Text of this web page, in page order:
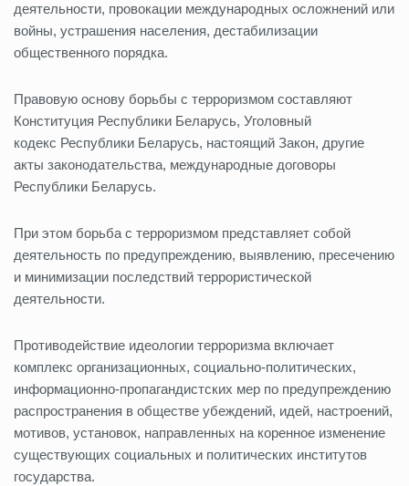
деятельности, провокации международных осложнений или
войны, устрашения населения, дестабилизации
общественного порядка.
Правовую основу борьбы с терроризмом составляют
Конституция Республики Беларусь, Уголовный
кодекс Республики Беларусь, настоящий Закон, другие
акты законодательства, международные договоры
Республики Беларусь.
При этом борьба с терроризмом представляет собой
деятельность по предупреждению, выявлению, пресечению
и минимизации последствий террористической
деятельности.
Противодействие идеологии терроризма включает
комплекс организационных, социально-политических,
информационно-пропагандистских мер по предупреждению
распространения в обществе убеждений, идей, настроений,
мотивов, установок, направленных на коренное изменение
существующих социальных и политических институтов
государства.